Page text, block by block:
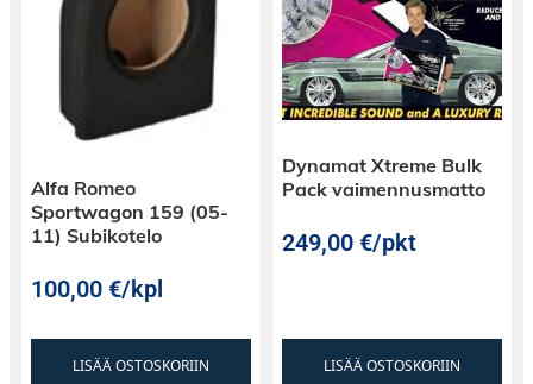
Alfa Romeo
Sportwagon 159 (05-
11) Subikotelo
100,00€/kpl
LISÄÄ OSTOSKORIIN
Dynamat Xtreme Bulk
Pack vaimennusmatto
249,00€/pkt
LISÄÄ OSTOSKORIIN